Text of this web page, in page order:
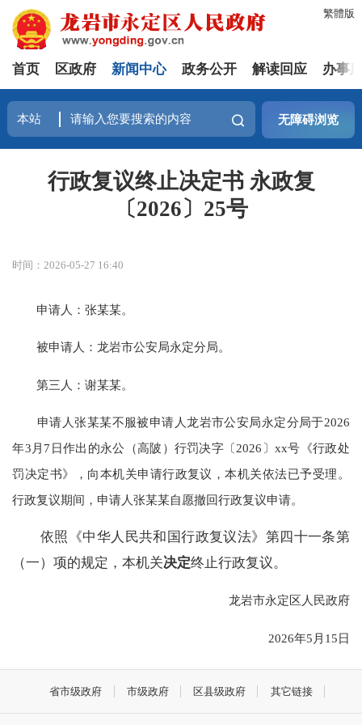
繁體版
首页 区政府 新闻中心 政务公开 解读回应 办事
无障碍浏览
行政复议终止决定书 永政复
〔2026〕25号
时间：2026-05-27 16:40
申请人：张某某。
被申请人：龙岩市公安局永定分局。
第三人：谢某某。
申请人张某某不服被申请人龙岩市公安局永定分局于2026
年3月7日作出的永公（高陂）行罚决字〔2026〕xx号《行政处
罚决定书》，向本机关申请行政复议，本机关依法已予受理。
行政复议期间，申请人张某某自愿撤回行政复议申请。
依照《中华人民共和国行政复议法》第四十一条第
（一）项的规定，本机关决定终止行政复议。
龙岩市永定区人民政府
2026年5月15日
省市级政府 市级政府 区县级政府 其它链接